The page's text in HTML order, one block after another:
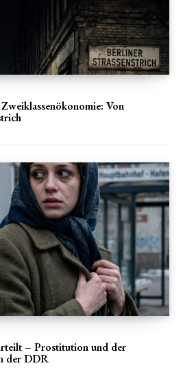
Von
– Prostitution und der
der DDR